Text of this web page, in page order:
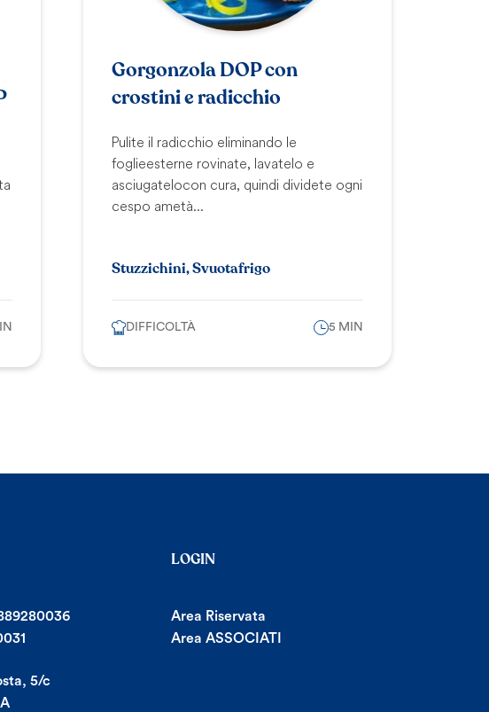
Gorgonzola DOP con
crostini e radicchio
Pulite il radicchio eliminando le
foglie esterne rovinate, lavatelo e
asciugatelo con cura, quindi dividete ogni
cespo a metà...
Stuzzichini, Svuotafrigo
DIFFICOLTÀ 5 MIN
5/c
LOGIN
Area Riservata
Area ASSOCIATI